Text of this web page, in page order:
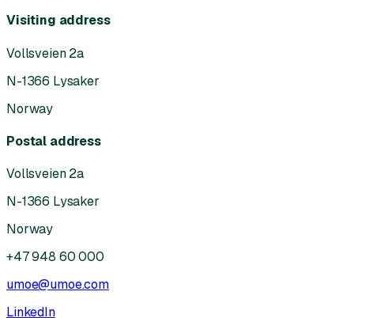
Visiting address
Vollsveien 2a
N-1366 Lysaker
Norway
Postal address
Vollsveien 2a
N-1366 Lysaker
Norway
+47 948 60 000
umoe@umoe.com
LinkedIn